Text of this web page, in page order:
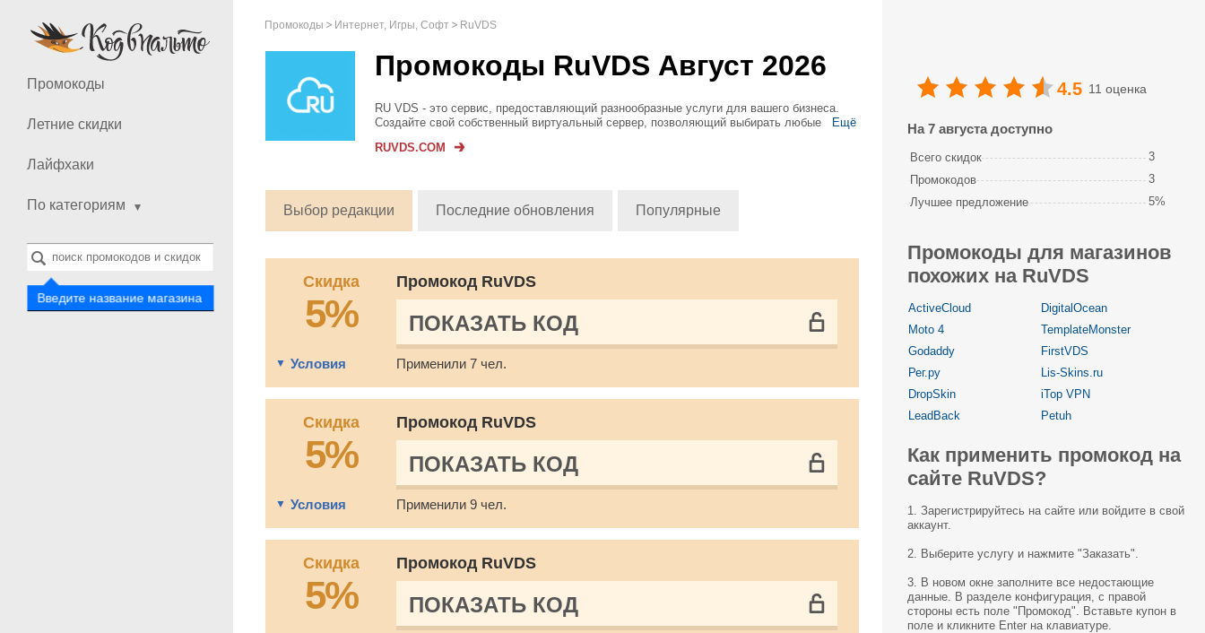
Промокоды
Летние скидки
Лайфхаки
По категориям
Введите название магазина
Промокоды Интернет, Игры, Софт RuVDS
Промокоды RuVDS Август 2026
RU VDS - это сервис, предоставляющий разнообразные услуги для вашего бизнеса.
Создайте свой собственный виртуальный сервер, позволяющий выбирать любые
пользоваться готовыми...
Ещё
RUVDS.COM
Выбор редакции Последние обновления Популярные
Скидка
5%
Промокод RuVDS
ПОКАЗАТЬ КОД
Условия Применили 7 чел.
Скидка
5%
Промокод RuVDS
ПОКАЗАТЬ КОД
Условия Применили 9 чел.
Скидка
5%
Промокод RuVDS
ПОКАЗАТЬ КОД
4.5 11 оценка
На 7 августа доступно
Всего скидок
3
Промокодов
3
Лучшее предложение
5%
Промокоды для магазинов
похожих на RuVDS
ActiveCloud
DigitalOcean
Moto 4
TemplateMonster
Godaddy
FirstVDS
Рег.ру
Lis-Skins.ru
DropSkin
iTop VPN
LeadBack
Petuh
Как применить промокод на
сайте RuVDS?
1. Зарегистрируйтесь на сайте или войдите в свой
аккаунт.
2. Выберите услугу и нажмите "Заказать".
3. В новом окне заполните все недостающие
данные. В разделе конфигурация, с правой
стороны есть поле "Промокод". Вставьте купон в
поле и кликните Enter на клавиатуре.